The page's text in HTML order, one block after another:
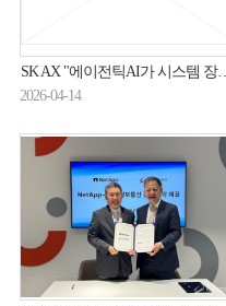
SK AX "에이전틱AI가 시스템 장애 사전 차단"
2026-04-14